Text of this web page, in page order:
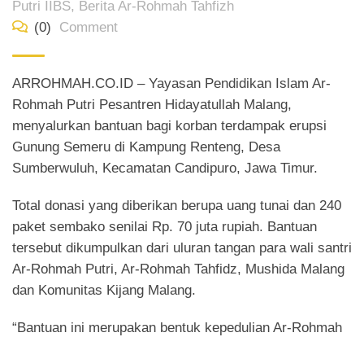
Putri IIBS, Berita Ar-Rohmah Tahfizh
(0)
Comment
ARROHMAH.CO.ID – Yayasan Pendidikan Islam Ar-
Rohmah Putri Pesantren Hidayatullah Malang,
menyalurkan bantuan bagi korban terdampak erupsi
Gunung Semeru di Kampung Renteng, Desa
Sumberwuluh, Kecamatan Candipuro, Jawa Timur.
Total donasi yang diberikan berupa uang tunai dan 240
paket sembako senilai Rp. 70 juta rupiah. Bantuan
tersebut dikumpulkan dari uluran tangan para wali santri
Ar-Rohmah Putri, Ar-Rohmah Tahfidz, Mushida Malang
dan Komunitas Kijang Malang.
“Bantuan ini merupakan bentuk kepedulian Ar-Rohmah